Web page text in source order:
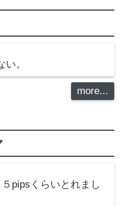
。
more...
pipsくらいとれまし